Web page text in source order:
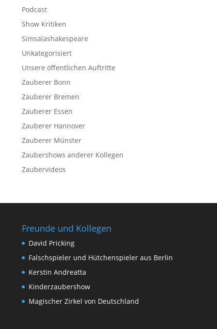
Podcast
Show Kritiken
Simsalashakespeare
Unkategorisiert
Unsere öffentlichen Auftritte
Zauberer Bonn
Zauberer Bremen
Zauberer Essen
Zauberer Hannover
Zauberer Münster
Zaubershows anderer Kollegen
Zaubervideos
Freunde und Kollegen
David Pricking
Falschspieler und Hütchenspieler aus Berlin
Kerstin Andreatta
Kinderzaubershow
Magischer Zirkel von Deutschland